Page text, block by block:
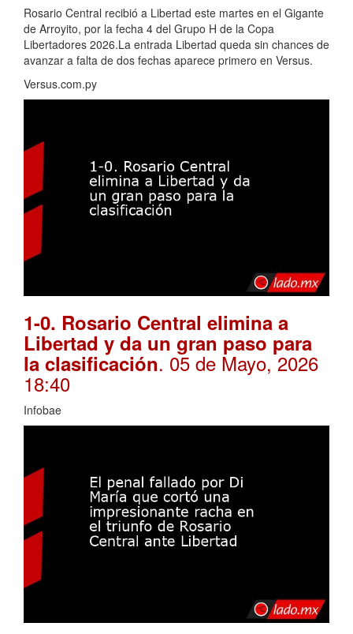
Rosario Central recibió a Libertad este martes en el Gigante
de Arroyito, por la fecha 4 del Grupo H de la Copa
Libertadores 2026.La entrada Libertad queda sin chances de
avanzar a falta de dos fechas aparece primero en Versus.
Versus.com.py
1-0. Rosario Central elimina a
Libertad y da un gran paso para
la clasificación. 05 de Mayo, 2026
18:40
Infobae